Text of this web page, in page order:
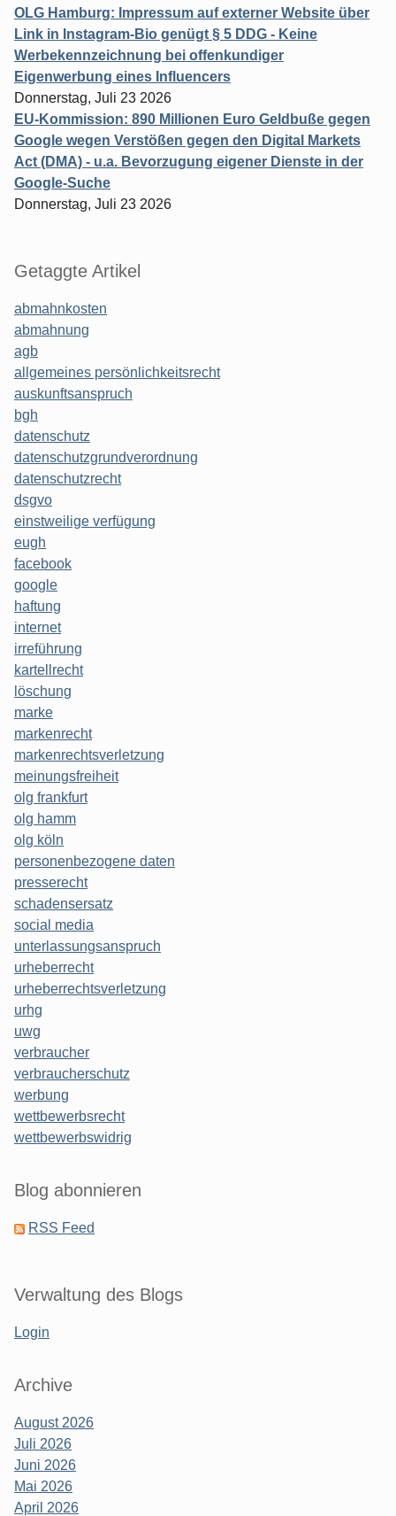
OLG Hamburg: Impressum auf externer Website über
Link in Instagram-Bio genügt § 5 DDG - Keine
Werbekennzeichnung bei offenkundiger
Eigenwerbung eines Influencers
Donnerstag, Juli 23 2026
EU-Kommission: 890 Millionen Euro Geldbuße gegen
Google wegen Verstößen gegen den Digital Markets
Act (DMA) - u.a. Bevorzugung eigener Dienste in der
Google-Suche
Donnerstag, Juli 23 2026
Getaggte Artikel
abmahnkosten
abmahnung
agb
allgemeines persönlichkeitsrecht
auskunftsanspruch
bgh
datenschutz
datenschutzgrundverordnung
datenschutzrecht
dsgvo
einstweilige verfügung
eugh
facebook
google
haftung
internet
irreführung
kartellrecht
löschung
marke
markenrecht
markenrechtsverletzung
meinungsfreiheit
olg frankfurt
olg hamm
olg köln
personenbezogene daten
presserecht
schadensersatz
social media
unterlassungsanspruch
urheberrecht
urheberrechtsverletzung
urhg
uwg
verbraucher
verbraucherschutz
werbung
wettbewerbsrecht
wettbewerbswidrig
Blog abonnieren
RSS Feed
Verwaltung des Blogs
Login
Archive
August 2026
Juli 2026
Juni 2026
Mai 2026
April 2026